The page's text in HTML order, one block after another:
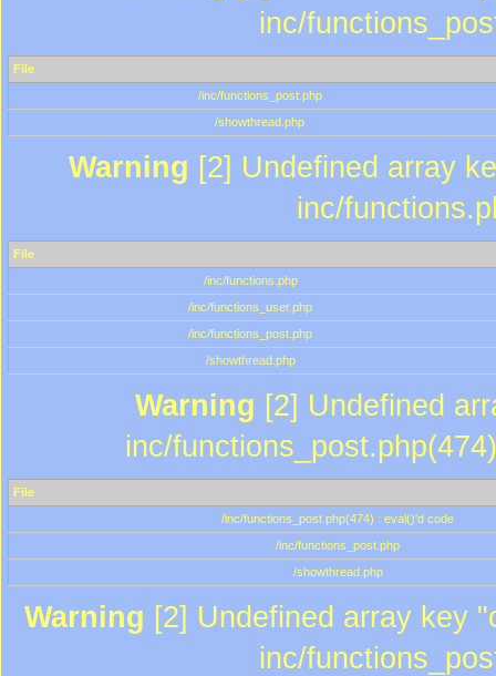
inc/
File
/inc/functions_post.php
/showthread.php
Warning [2] Undefined array
inc/
File
/inc/functions.php
/inc/functions_user.php
/inc/functions_post.php
/showthread.php
Warning [2] Undefined
inc/
File
/inc/functions_post.php(474) : eval()'d code
/inc/functions_post.php
/showthread.php
Warning [2] Undefined array key
inc/